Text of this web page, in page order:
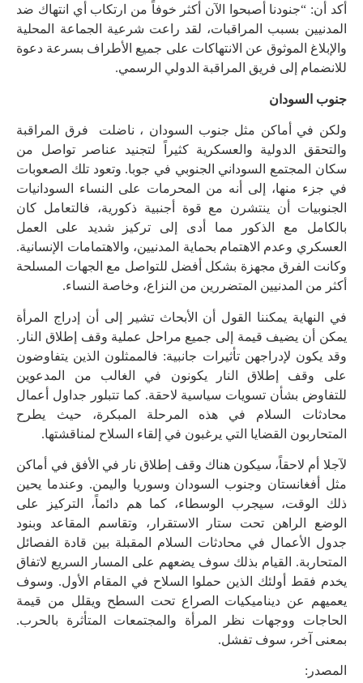
أكد أن: “جنودنا أصبحوا الآن أكثر خوفاً من ارتكاب أي انتهاك ضد
المدنيين بسبب المراقبات، لقد راعت شرعية الجماعة المحلية
والإبلاغ الموثوق عن الانتهاكات على جميع الأطراف بسرعة دعوة
للانضمام إلى فريق المراقبة الدولي الرسمي.
جنوب السودان
ولكن في أماكن مثل جنوب السودان ، ناضلت فرق المراقبة
والتحقق الدولية والعسكرية كثيراً لتجنيد عناصر تواصل من
سكان المجتمع السوداني الجنوبي في جوبا. وتعود تلك الصعوبات
في جزء منها، إلى أنه من المحرمات على النساء السودانيات
الجنوبيات أن ينتشرن مع قوة أجنبية ذكورية، فالتعامل كان
بالكامل مع الذكور مما أدى إلى تركيز شديد على العمل
العسكري وعدم الاهتمام بحماية المدنيين، والاهتمامات الإنسانية.
وكانت الفرق مجهزة بشكل أفضل للتواصل مع الجهات المسلحة
أكثر من المدنيين المتضررين من النزاع، وخاصة النساء.
في النهاية يمكننا القول أن الأبحاث تشير إلى أن إدراج المرأة
يمكن أن يضيف قيمة إلى جميع مراحل عملية وقف إطلاق النار.
وقد يكون لإدراجهن تأثيرات جانبية: فالممثلون الذين يتفاوضون
على وقف إطلاق النار يكونون في الغالب من المدعوين
للتفاوض بشأن تسويات سياسية لاحقة. كما تتبلور جداول أعمال
محادثات السلام في هذه المرحلة المبكرة، حيث يطرح
المتحاربون القضايا التي يرغبون في إلقاء السلاح لمناقشتها.
لآجلا أم لاحقاً، سيكون هناك وقف إطلاق نار في الأفق في أماكن
مثل أفغانستان وجنوب السودان وسوريا واليمن. وعندما يحين
ذلك الوقت، سيجرب الوسطاء، كما هم دائماً، التركيز على
الوضع الراهن تحت ستار الاستقرار، وتقاسم المقاعد وبنود
جدول الأعمال في محادثات السلام المقبلة بين قادة الفصائل
المتحاربة. القيام بذلك سوف يضعهم على المسار السريع لاتفاق
يخدم فقط أولئك الذين حملوا السلاح في المقام الأول. وسوف
يعميهم عن ديناميكيات الصراع تحت السطح ويقلل من قيمة
الحاجات ووجهات نظر المرأة والمجتمعات المتأثرة بالحرب.
بمعنى آخر، سوف تفشل.
المصدر: